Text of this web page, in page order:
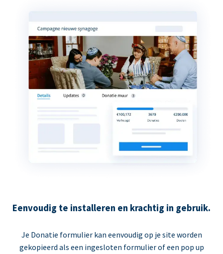
Eenvoudig te installeren en krachtig in gebruik.
Je Donatie formulier kan eenvoudig op je site worden
gekopieerd als een ingesloten formulier of een pop up